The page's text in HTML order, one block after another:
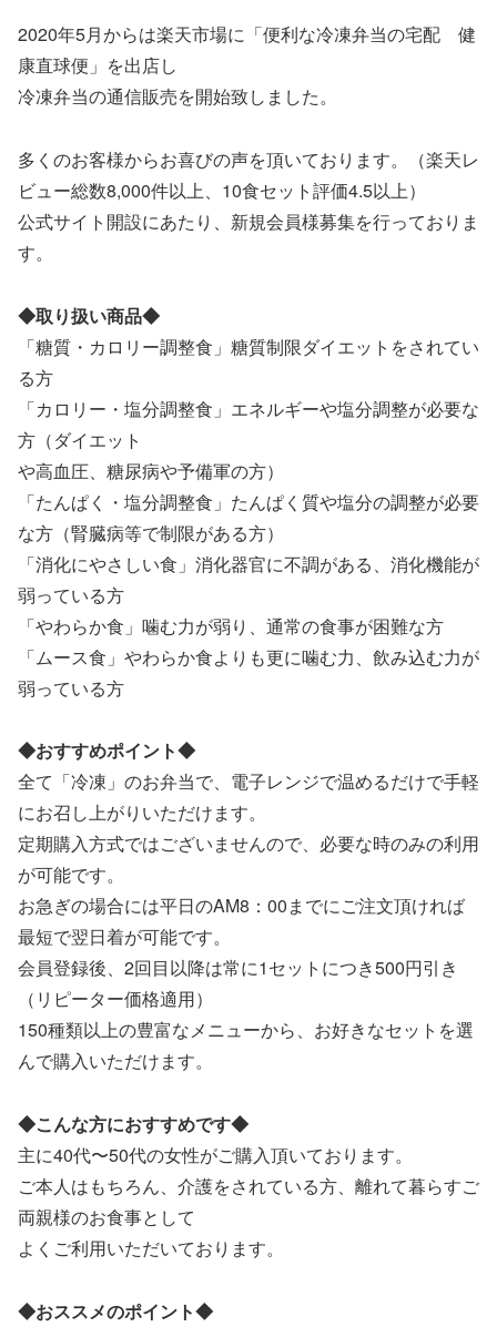
2020年5月からは楽天市場に「便利な冷凍弁当の宅配 健
康直球便」を出店し
冷凍弁当の通信販売を開始致しました。
多くのお客様からお喜びの声を頂いております。（楽天レ
ビュー総数8,000件以上、10食セット評価4.5以上）
公式サイト開設にあたり、新規会員様募集を行っておりま
す。
◆取り扱い商品◆
「糖質・カロリー調整食」糖質制限ダイエットをされてい
る方
「カロリー・塩分調整食」エネルギーや塩分調整が必要な
方（ダイエット
や高血圧、糖尿病や予備軍の方）
「たんぱく・塩分調整食」たんぱく質や塩分の調整が必要
な方（腎臓病等で制限がある方）
「消化にやさしい食」消化器官に不調がある、消化機能が
弱っている方
「やわらか食」噛む力が弱り、通常の食事が困難な方
「ムース食」やわらか食よりも更に噛む力、飲み込む力が
弱っている方
◆おすすめポイント◆
全て「冷凍」のお弁当で、電子レンジで温めるだけで手軽
にお召し上がりいただけます。
定期購入方式ではございませんので、必要な時のみの利用
が可能です。
お急ぎの場合には平日のAM8：00までにご注文頂ければ
最短で翌日着が可能です。
会員登録後、2回目以降は常に1セットにつき500円引き
（リピーター価格適用）
150種類以上の豊富なメニューから、お好きなセットを選
んで購入いただけます。
◆こんな方におすすめです◆
主に40代〜50代の女性がご購入頂いております。
ご本人はもちろん、介護をされている方、離れて暮らすご
両親様のお食事として
よくご利用いただいております。
◆おススメのポイント◆